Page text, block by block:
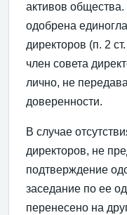
активов
одобрена
директоров (п. 2
член совета
лично, не
доверенности.
В случае
директоров, не
подтверждение
заседание по ее
перенесено на